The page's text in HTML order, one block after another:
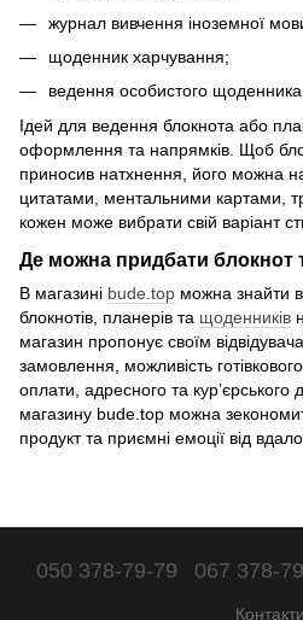
журнал вивчення іноземної
щоденник харчування;
ведення особистого
Ідей для ведення блокнота або
оформлення та напрямків. Щоб
приносив натхнення, його можна
цитатами, ментальними картами,
кожен може вибрати свій варіант
Де можна придбати блокнот
В магазині bude.top можна знайти
блокнотів, планерів та щоденників
магазин пропонує своїм
замовлення, можливість
оплати, адресного та кур’єрського
магазину bude.top можна
продукт та приємні емоції від
050 378-79-79 067 378-
Контакти